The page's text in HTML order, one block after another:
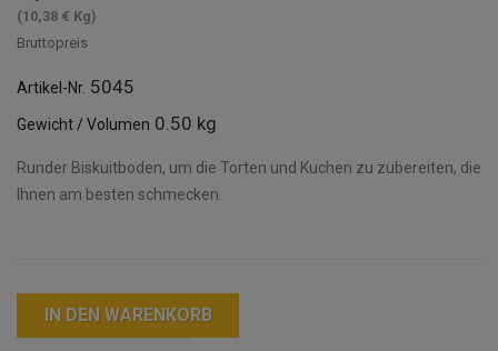
(10,38 € Kg)
Bruttopreis
Artikel-Nr. 5045
Gewicht / Volumen 0.50 kg
Runder Biskuitboden, um die Torten und Kuchen zu zubereiten, die
Ihnen am besten schmecken.
IN DEN WARENKORB